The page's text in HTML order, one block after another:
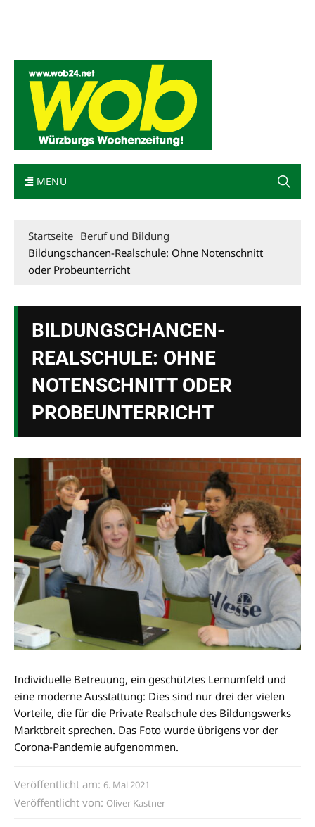
MENU
Startseite Beruf und Bildung
Bildungschancen-Realschule: Ohne Notenschnitt
oder Probeunterricht
BILDUNGSCHANCEN-
REALSCHULE: OHNE
NOTENSCHNITT ODER
PROBEUNTERRICHT
Individuelle Betreuung, ein geschütztes Lernumfeld und
eine moderne Ausstattung: Dies sind nur drei der vielen
Vorteile, die für die Private Realschule des Bildungswerks
Marktbreit sprechen. Das Foto wurde übrigens vor der
Corona-Pandemie aufgenommen.
Veröffentlicht am: 6. Mai 2021
Veröffentlicht von: Oliver Kastner